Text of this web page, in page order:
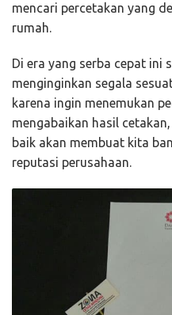
mencari percetakan yang
rumah.
Di era yang serba cepat ini
menginginkan segala
karena ingin menemukan
mengabaikan hasil
baik akan membuat kita
reputasi perusahaan.